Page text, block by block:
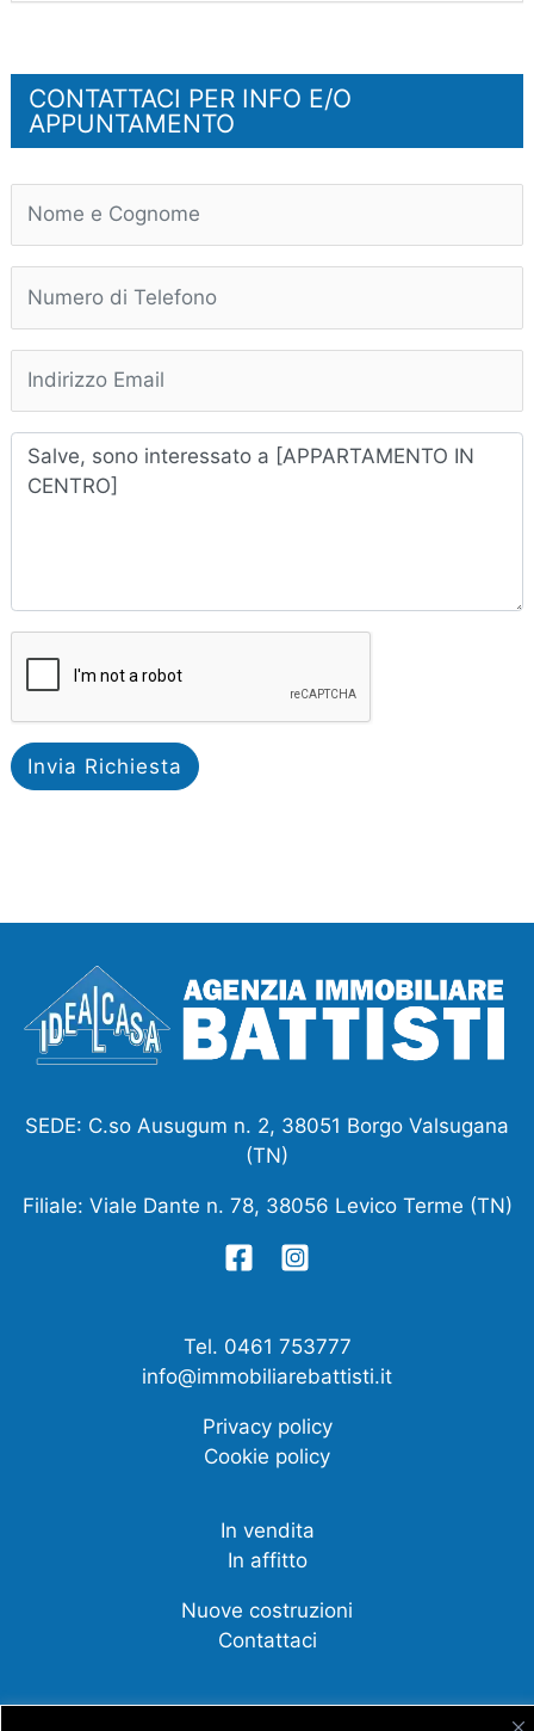
CONTATTACI PER INFO E/O
APPUNTAMENTO
Invia Richiesta
SEDE: C.so Ausugum n. 2, 38051 Borgo Valsugana
(TN)
Filiale: Viale Dante n. 78, 38056 Levico Terme (TN)
Tel. 0461 753777
info@immobiliarebattisti.it
Privacy policy
Cookie policy
In vendita
In affitto
Nuove costruzioni
Contattaci
Compravendite